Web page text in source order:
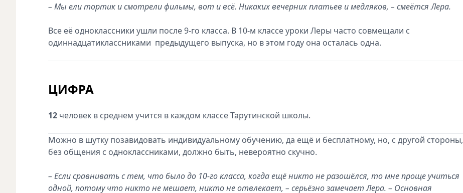
– Мы ели тортик и смотрели фильмы, вот и всё. Никаких вечерних платьев и медляков, – смеётся Лера.
Все её одноклассники ушли после 9-го класса. В 10-м классе уроки Леры часто совмещали с
одиннадцатиклассниками предыдущего выпуска, но в этом году она осталась одна.
ЦИФРА
12 человек в среднем учится в каждом классе Тарутинской школы.
Можно в шутку позавидовать индивидуальному обучению, да ещё и бесплатному, но, с другой стороны,
без общения с одноклассниками, должно быть, невероятно скучно.
– Если сравнивать с тем, что было до 10-го класса, когда ещё никто не разошёлся, то мне проще учиться
одной, потому что никто не мешает, никто не отвлекает, – серьёзно замечает Лера. – Основная